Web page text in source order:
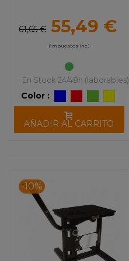
61,65 € 55,49 €
(impuestos inc.)
En Stock 24/48h (laborables)
Color :
AÑADIR AL CARRITO
-10%